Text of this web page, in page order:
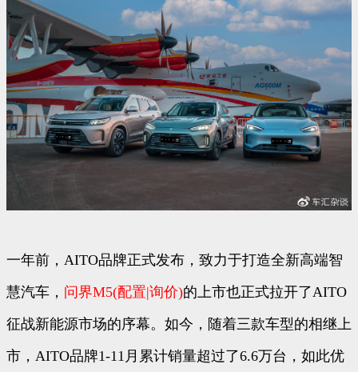
一年前，AITO品牌正式发布，致力于打造全新高端智
慧汽车， 问界M5(配置|询价)的上市也正式拉开了AITO
征战新能源市场的序幕。如今，随着三款车型的相继上
市，AITO品牌1-11月累计销量超过了6.6万台，如此优